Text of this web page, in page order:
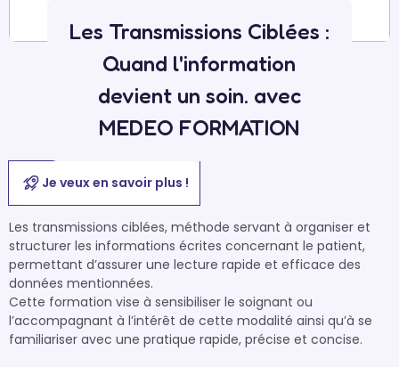
Les Transmissions Ciblées :
Quand l'information
devient un soin. avec
MEDEO FORMATION
Je veux en savoir plus !
Les transmissions ciblées, méthode servant à organiser et
structurer les informations écrites concernant le patient,
permettant d’assurer une lecture rapide et efficace des
données mentionnées.
Cette formation vise à sensibiliser le soignant ou
l’accompagnant à l’intérêt de cette modalité ainsi qu’à se
familiariser avec une pratique rapide, précise et concise.